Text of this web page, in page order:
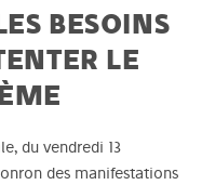
BESOINS
LE
du vendredi 13
des manifestations